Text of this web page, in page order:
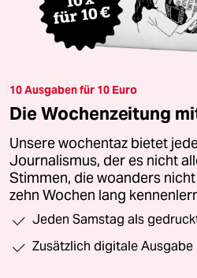
10 Ausgaben für 10 Euro
Die Wochenzeitung
Unsere wochentaz bietet
Journalismus, der es nicht
Stimmen, die woanders
zehn Wochen lang
Jeden Samstag als
Zusätzlich digitale